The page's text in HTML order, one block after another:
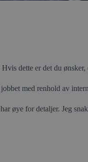
dette er det du ønsker,
med renhold av
øye for detaljer. Jeg